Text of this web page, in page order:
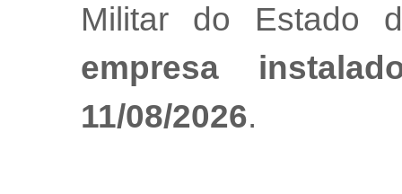
Militar do Estado
empresa
11/08/2026.